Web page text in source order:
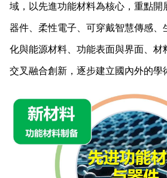
域，以先進功能材料為核心，重點開
器件、柔性電子、可穿戴智慧傳感、
化與能源材料、功能表面與界面、材
交叉融合創新，逐步建立國內外的學